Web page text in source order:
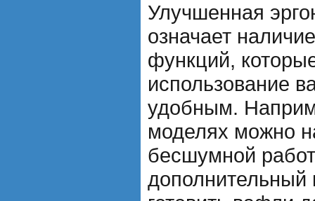
Улучшенная
означает
функций,
использование
удобным.
моделях можно
бесшумной
дополнительный